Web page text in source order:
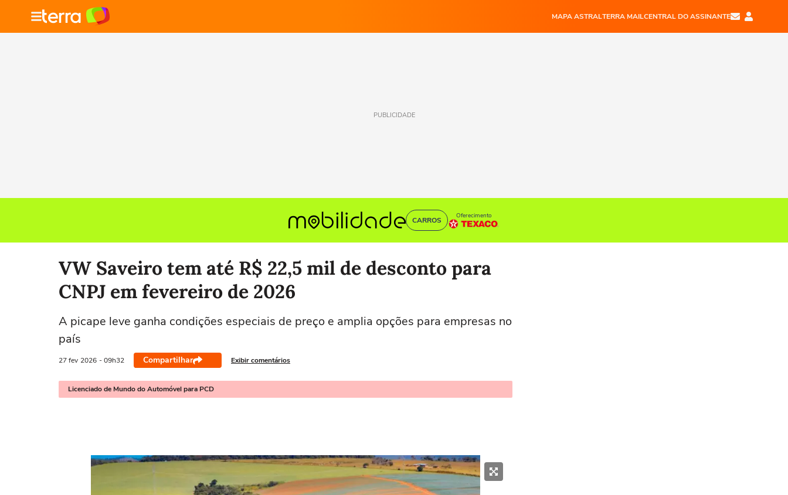
MAPA ASTRALTERRA MAILCENTRAL DO ASSINANTE
PUBLICIDADE
CARROS
Oferecimento
VW Saveiro tem até R$ 22,5 mil de desconto para
CNPJ em fevereiro de 2026
A picape leve ganha condições especiais de preço e amplia opções para empresas no
país
27 fev 2026 - 09h32 Compartilhar Exibir comentários
Licenciado de Mundo do Automóvel para PCD